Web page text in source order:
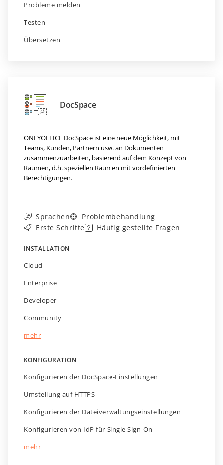
Probleme melden
Testen
Übersetzen
DocSpace
ONLYOFFICE DocSpace ist eine neue Möglichkeit, mit
Teams, Kunden, Partnern usw. an Dokumenten
zusammenzuarbeiten, basierend auf dem Konzept von
Räumen, d.h. speziellen Räumen mit vordefinierten
Berechtigungen.
Sprachen
Problembehandlung
Erste Schritte
Häufig gestellte Fragen
INSTALLATION
Cloud
Enterprise
Developer
Community
mehr
KONFIGURATION
Konfigurieren der DocSpace-Einstellungen
Umstellung auf HTTPS
Konfigurieren der Dateiverwaltungseinstellungen
Konfigurieren von IdP für Single Sign-On
mehr